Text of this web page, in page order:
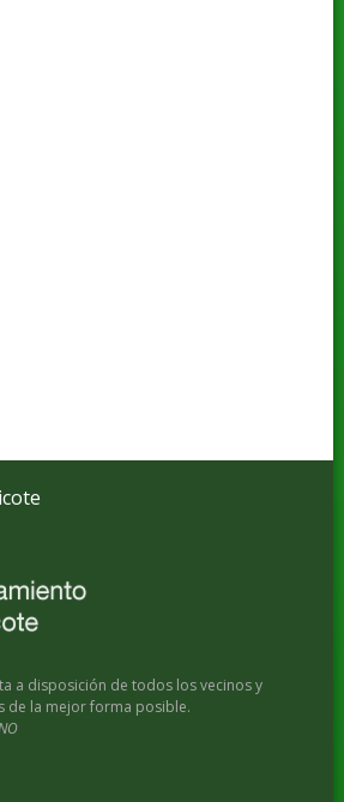
a disposición de todos los vecinos y
de la mejor forma posible.